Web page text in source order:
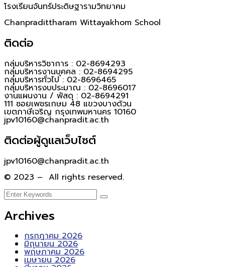
โรงเรียนจันทร์ประดิษฐารามวิทยาคม
Chanpradittharam Wittayakhom School
ติดต่อ
กลุ่มบริหารวิชาการ : 02-8694293
กลุ่มบริหารงานบุคคล : 02-8694295
กลุ่มบริหารทั่วไป : 02-8696465
กลุ่มบริหารงบประมาณ : 02-8696017
งานแผนงาน / พัสดุ : 02-8694291
111 ซอยเพชรเกษม 48 แขวงบางด้วน
เขตภาษีเจริญ กรุงเทพมหานคร 10160
jpv10160@chanpradit.ac.th
ติดต่อผู้ดูแลเว็บไซต์
jpv10160@chanpradit.ac.th
© 2023 – All rights reserved.
Archives
กรกฎาคม 2026
มิถุนายน 2026
พฤษภาคม 2026
เมษายน 2026